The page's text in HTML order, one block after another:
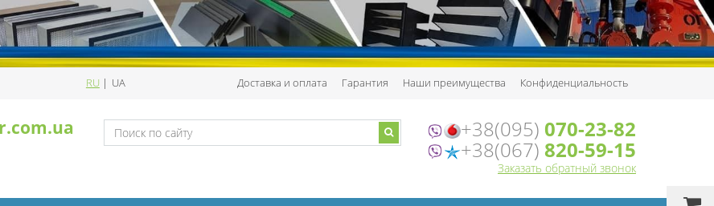
RU| UA Доставка и оплата Гарантия Наши преимущества Конфиденциальность
+38(095) 070-23-82
+38(067) 820-59-15
Заказать обратный звонок